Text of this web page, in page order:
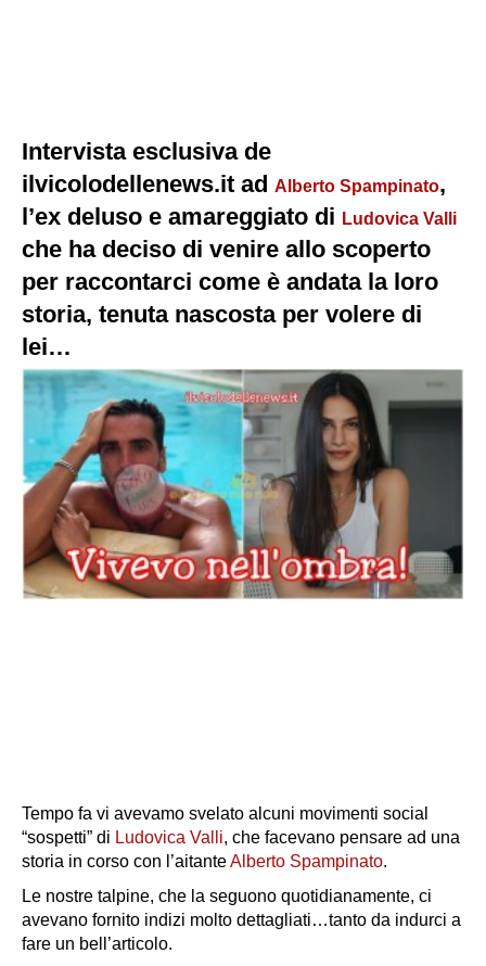
Intervista esclusiva de
ilvicolodellenews.it ad Alberto Spampinato,
l’ex deluso e amareggiato di Ludovica Valli
che ha deciso di venire allo scoperto
per raccontarci come è andata la loro
storia, tenuta nascosta per volere di
lei…
Tempo fa vi avevamo svelato alcuni movimenti social
“sospetti” di Ludovica Valli, che facevano pensare ad una
storia in corso con l’aitanteAlberto Spampinato.
Le nostre talpine, che la seguono quotidianamente, ci
avevano fornito indizi molto dettagliati…tanto da indurci a
fare un bell’articolo.